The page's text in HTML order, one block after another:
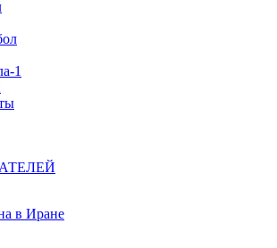
1
в Иране